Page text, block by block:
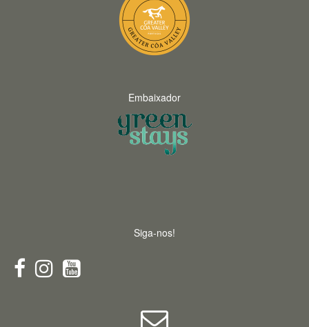
Embaixador
Siga-nos!